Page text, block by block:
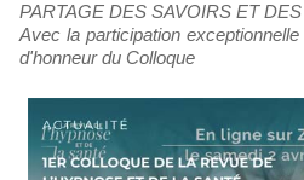
PARTAGE DES SAVOIRS ET
Avec la participation
d'honneur du Colloque